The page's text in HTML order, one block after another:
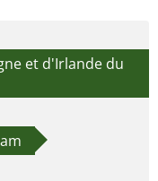
et d'Irlande du